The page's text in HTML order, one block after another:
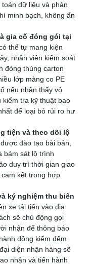
dữ liệu và phản
minh bạch, không ẩn
gia cố đóng gói tại
thể tự mang kiện
nhân viên kiểm soát
đóng thùng carton
lớp màng co PE
nếu nhận thấy vỏ
kiểm tra kỹ thuật bao
để loại bỏ rủi ro hư
tiện và theo dõi lộ
đào tạo bài bản,
bám sát lộ trình
duy trì thời gian giao
kết trong hợp
ký nghiệm thu biên
xe tải tiến vào địa
sẽ chủ động gọi
nhận để thông báo
đồng kiểm đếm
diện nhận hàng sẽ
nhận và tiến hành